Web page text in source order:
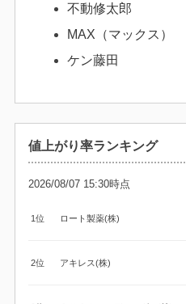
不動修太郎
MAX（マックス）
ケン藤田
値上がり率ランキング
2026/08/07 15:30時点
1位 ロート製薬(株)
2位 アキレス(株)